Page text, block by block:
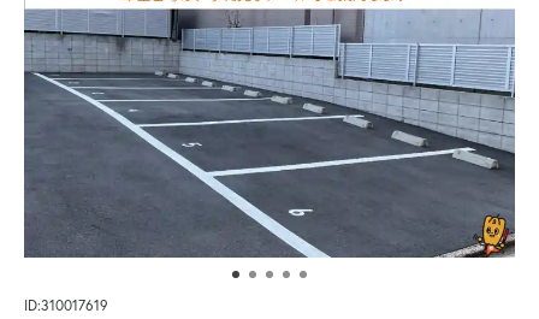
ID:310017619